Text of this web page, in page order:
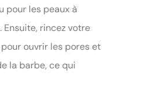
pour les peaux à
rincez votre
ouvrir les pores et
la barbe, ce qui